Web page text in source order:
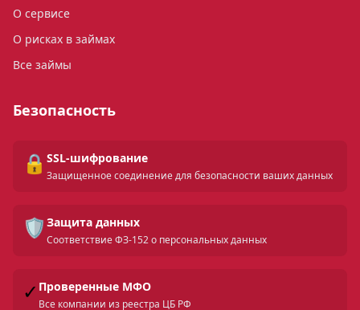
О сервисе
О рисках в займах
Все займы
Безопасность
🔒 SSL-шифрование
Защищенное соединение для безопасности ваших данных
🛡️ Защита данных
Соответствие ФЗ-152 о персональных данных
✓ Проверенные МФО
Все компании из реестра ЦБ РФ